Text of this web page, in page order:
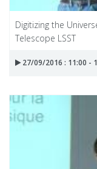
Digitizing the
Telescope LSST
27/09/2016 : 11:00 -